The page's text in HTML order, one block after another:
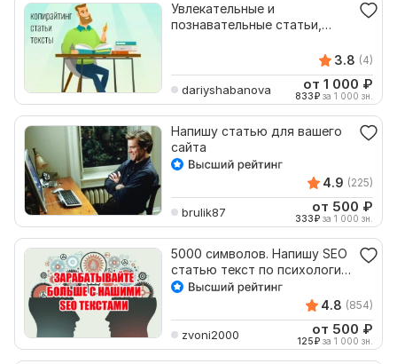
Увлекательные и
познавательные статьи,
3.8 (4)
dariyshabanova от 1 000 ₽
833₽ за 1 000 зн.
Напишу статью для вашего
сайта
4.9 (225)
brulik87 от 500 ₽
333₽ за 1 000 зн.
5000 символов. Напишу SEO
статью текст по психологии
и смежным темам
4.8 (854)
zvoni2000 от 500 ₽
125₽ за 1 000 зн.